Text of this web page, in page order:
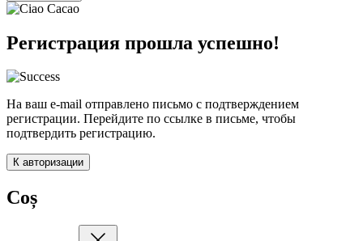
Регистрация прошла успешно!
На ваш e-mail отправлено письмо с подтверждением
регистрации. Перейдите по ссылке в письме, чтобы
подтвердить регистрацию.
К авторизации
Coș